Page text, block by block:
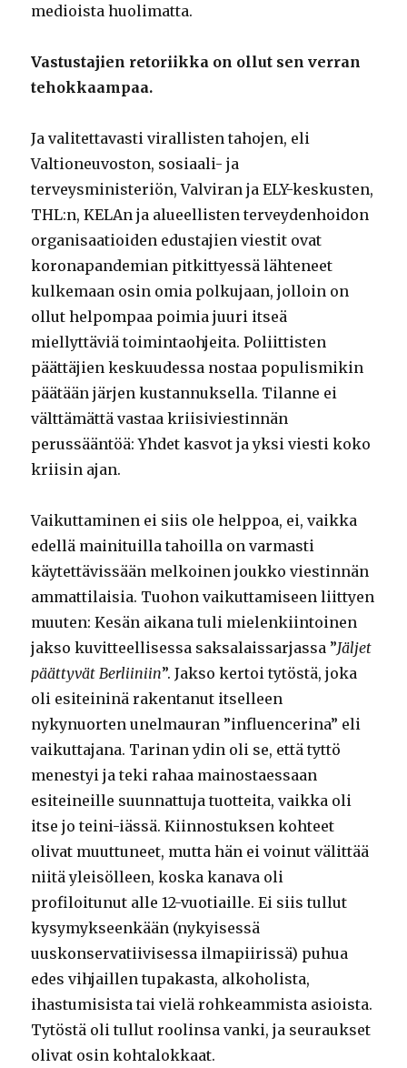
medioista huolimatta.
Vastustajien retoriikka on ollut sen verran
tehokkaampaa.
Ja valitettavasti virallisten tahojen, eli
Valtioneuvoston, sosiaali- ja
terveysministeriön, Valviran ja ELY-keskusten,
THL:n, KELAn ja alueellisten terveydenhoidon
organisaatioiden edustajien viestit ovat
koronapandemian pitkittyessä lähteneet
kulkemaan osin omia polkujaan, jolloin on
ollut helpompaa poimia juuri itseä
miellyttäviä toimintaohjeita. Poliittisten
päättäjien keskuudessa nostaa populismikin
päätään järjen kustannuksella. Tilanne ei
välttämättä vastaa kriisiviestinnän
perussääntöä: Yhdet kasvot ja yksi viesti koko
kriisin ajan.
Vaikuttaminen ei siis ole helppoa, ei, vaikka
edellä mainituilla tahoilla on varmasti
käytettävissään melkoinen joukko viestinnän
ammattilaisia. Tuohon vaikuttamiseen liittyen
muuten: Kesän aikana tuli mielenkiintoinen
jakso kuvitteellisessa saksalaissarjassa ”Jäljet
päättyvät Berliiniin”. Jakso kertoi tytöstä, joka
oli esiteininä rakentanut itselleen
nykynuorten unelmauran ”influencerina” eli
vaikuttajana. Tarinan ydin oli se, että tyttö
menestyi ja teki rahaa mainostaessaan
esiteineille suunnattuja tuotteita, vaikka oli
itse jo teini-iässä. Kiinnostuksen kohteet
olivat muuttuneet, mutta hän ei voinut välittää
niitä yleisölleen, koska kanava oli
profiloitunut alle 12-vuotiaille. Ei siis tullut
kysymykseenkään (nykyisessä
uuskonservatiivisessa ilmapiirissä) puhua
edes vihjaillen tupakasta, alkoholista,
ihastumisista tai vielä rohkeammista asioista.
Tytöstä oli tullut roolinsa vanki, ja seuraukset
olivat osin kohtalokkaat.